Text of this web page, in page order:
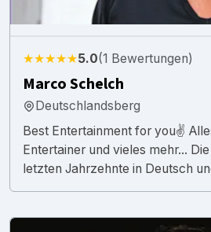
★★★★★5.0(1 Bewertungen)
Marco Schelch
Deutschlandsberg
Best Entertainment for you✌️
Entertainer und vieles mehr...
letzten Jahrzehnte in Deutsch